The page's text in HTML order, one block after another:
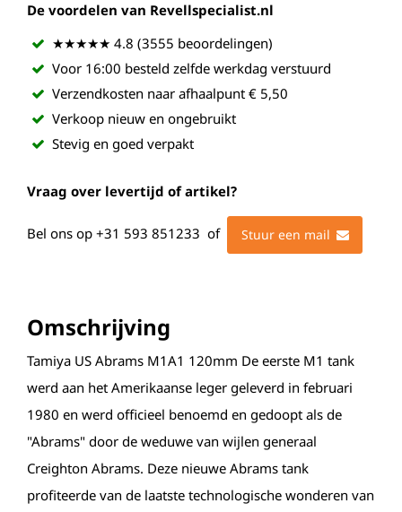
De voordelen van Revellspecialist.nl
★★★★★ 4.8 (3555 beoordelingen)
Voor 16:00 besteld zelfde werkdag verstuurd
Verzendkosten naar afhaalpunt € 5,50
Verkoop nieuw en ongebruikt
Stevig en goed verpakt
Vraag over levertijd of artikel?
Bel ons op +31 593 851233 of Stuur een mail
Omschrijving
Tamiya US Abrams M1A1 120mm De eerste M1 tank
werd aan het Amerikaanse leger geleverd in februari
1980 en werd officieel benoemd en gedoopt als de
"Abrams" door de weduwe van wijlen generaal
Creighton Abrams. Deze nieuwe Abrams tank
profiteerde van de laatste technologische wonderen van